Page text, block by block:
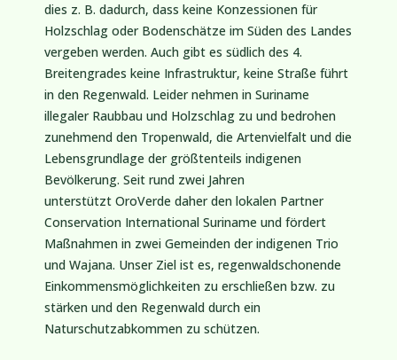
dies z. B. dadurch, dass keine Konzessionen für
Holzschlag oder Bodenschätze im Süden des Landes
vergeben werden. Auch gibt es südlich des 4.
Breitengrades keine Infrastruktur, keine Straße führt
in den Regenwald. Leider nehmen in Suriname
illegaler Raubbau und Holzschlag zu und bedrohen
zunehmend den Tropenwald, die Artenvielfalt und die
Lebensgrundlage der größtenteils indigenen
Bevölkerung. Seit rund zwei Jahren
unterstützt OroVerde daher den lokalen Partner
Conservation International Suriname und fördert
Maßnahmen in zwei Gemeinden der indigenen Trio
und Wajana. Unser Ziel ist es, regenwaldschonende
Einkommensmöglichkeiten zu erschließen bzw. zu
stärken und den Regenwald durch ein
Naturschutzabkommen zu schützen.